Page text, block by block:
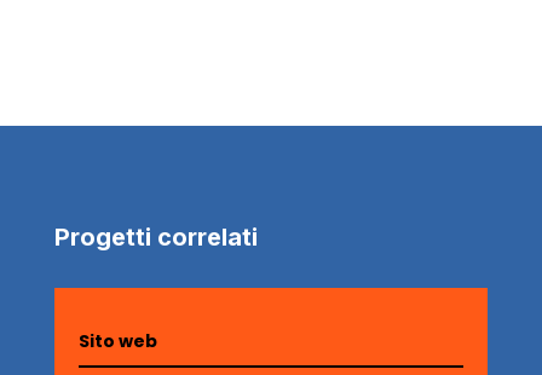
Progetti correlati
Sito web